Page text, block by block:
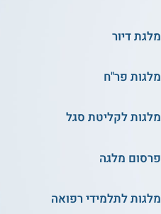
מלגת דיור
מלגות פר"ח
מלגות לקליטת סגל
פרסום מלגה
מלגות לתלמידי רפואה